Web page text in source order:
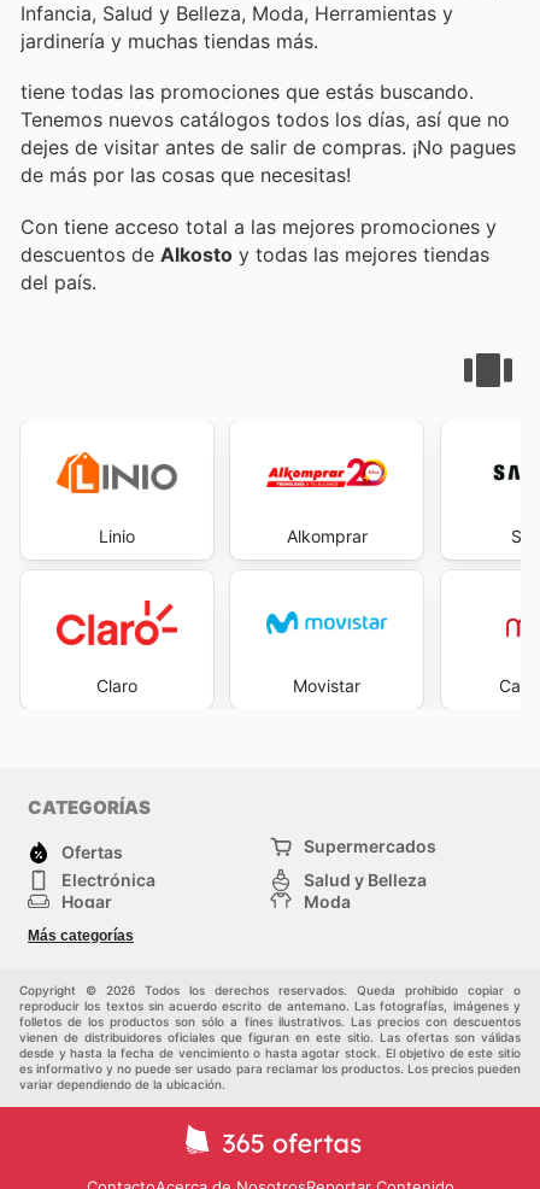
Infancia, Salud y Belleza, Moda, Herramientas y
jardinería y muchas tiendas más.
tiene todas las promociones que estás buscando.
Tenemos nuevos catálogos todos los días, así que no
dejes de visitar antes de salir de compras. ¡No pagues
de más por las cosas que necesitas!
Con tiene acceso total a las mejores promociones y
descuentos de Alkosto y todas las mejores tiendas
del país.
Linio
Claro
Alkomprar
Movistar
CATEGORÍAS
Ofertas
Supermercados
Electrónica
Salud y Belleza
Hogar
Moda
Herramientas y jardinería
Infancia
Más categorías
Copyright © 2026 Todos los derechos reservados. Queda prohibido copiar o
reproducir los textos sin acuerdo escrito de antemano. Las fotografías, imágenes y
folletos de los productos son sólo a fines ilustrativos. Las precios con descuentos
vienen de distribuidores oficiales que figuran en este sitio. Las ofertas son válidas
desde y hasta la fecha de vencimiento o hasta agotar stock. El objetivo de este sitio
es informativo y no puede ser usado para reclamar los productos. Los precios pueden
variar dependiendo de la ubicación.